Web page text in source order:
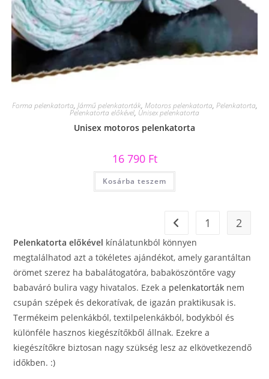
Forma pelenkatorta, Jármű pelenkatorták, Motoros pelenkatorta, Pelenkatorta,
Pelenkatorta előkével, Unisex pelenkatorta
Unisex motoros pelenkatorta
16 790 Ft
Kosárba teszem
1 2
Pelenkatorta előkével kínálatunkból könnyen
megtalálhatod azt a tökéletes ajándékot, amely garantáltan
örömet szerez ha babalátogatóra, babaköszöntőre vagy
babaváró bulira vagy hivatalos. Ezek a pelenkatorták nem
csupán szépek és dekoratívak, de igazán praktikusak is.
Termékeim pelenkákból, textilpelenkákból, bodykból és
különféle hasznos kiegészítőkből állnak. Ezekre a
kiegészítőkre biztosan nagy szükség lesz az elkövetkezendő
időkben. :)